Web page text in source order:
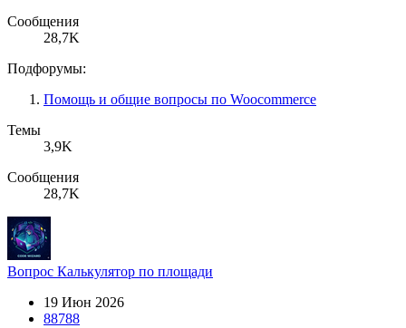
Сообщения
28,7K
Подфорумы:
Помощь и общие вопросы по Woocommerce
Темы
3,9K
Сообщения
28,7K
Вопрос Калькулятор по площади
19 Июн 2026
88788